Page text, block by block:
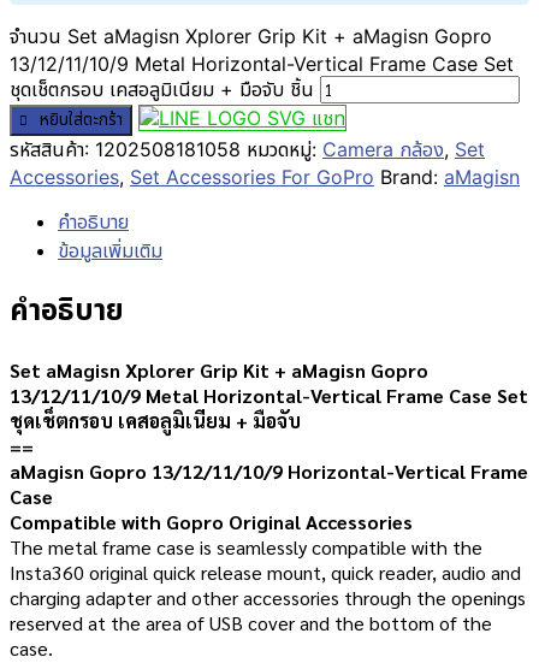
จำนวน Set aMagisn Xplorer Grip Kit + aMagisn Gopro
13/12/11/10/9 Metal Horizontal-Vertical Frame Case Set
ชุดเช็ตกรอบ เคสอลูมิเนียม + มือจับ ชิ้น
หยิบใส่ตะกร้า
แชท
รหัสสินค้า: 1202508181058 หมวดหมู่: Camera กล้อง, Set
Accessories, Set Accessories For GoPro Brand: aMagisn
คำอธิบาย
ข้อมูลเพิ่มเติม
คำอธิบาย
Set aMagisn Xplorer Grip Kit + aMagisn Gopro
13/12/11/10/9 Metal Horizontal-Vertical Frame Case Set
ชุดเช็ตกรอบ เคสอลูมิเนียม + มือจับ
==
aMagisn Gopro 13/12/11/10/9 Horizontal-Vertical Frame
Case
Compatible with Gopro Original Accessories
The metal frame case is seamlessly compatible with the
Insta360 original quick release mount, quick reader, audio and
charging adapter and other accessories through the openings
reserved at the area of USB cover and the bottom of the
case.